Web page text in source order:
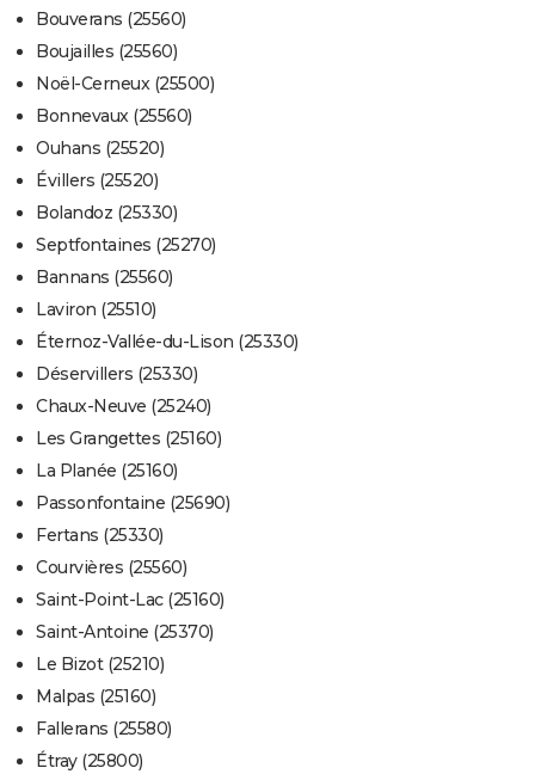
Bouverans (25560)
Boujailles (25560)
Noël-Cerneux (25500)
Bonnevaux (25560)
Ouhans (25520)
Évillers (25520)
Bolandoz (25330)
Septfontaines (25270)
Bannans (25560)
Laviron (25510)
Éternoz-Vallée-du-Lison (25330)
Déservillers (25330)
Chaux-Neuve (25240)
Les Grangettes (25160)
La Planée (25160)
Passonfontaine (25690)
Fertans (25330)
Courvières (25560)
Saint-Point-Lac (25160)
Saint-Antoine (25370)
Le Bizot (25210)
Malpas (25160)
Fallerans (25580)
Étray (25800)